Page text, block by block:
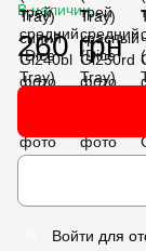
В наличии
260 грн
Войти для